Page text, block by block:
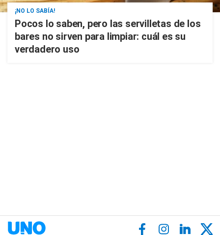
¡NO LO SABÍA!
Pocos lo saben, pero las servilletas de los
bares no sirven para limpiar: cuál es su
verdadero uso